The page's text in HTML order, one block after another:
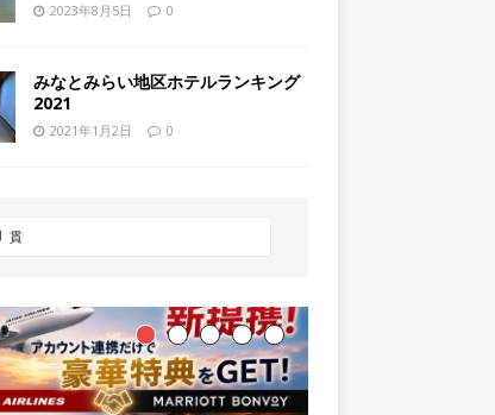
2023年8月5日 0
みなとみらい地区ホテルランキング
2021
2021年1月2日 0